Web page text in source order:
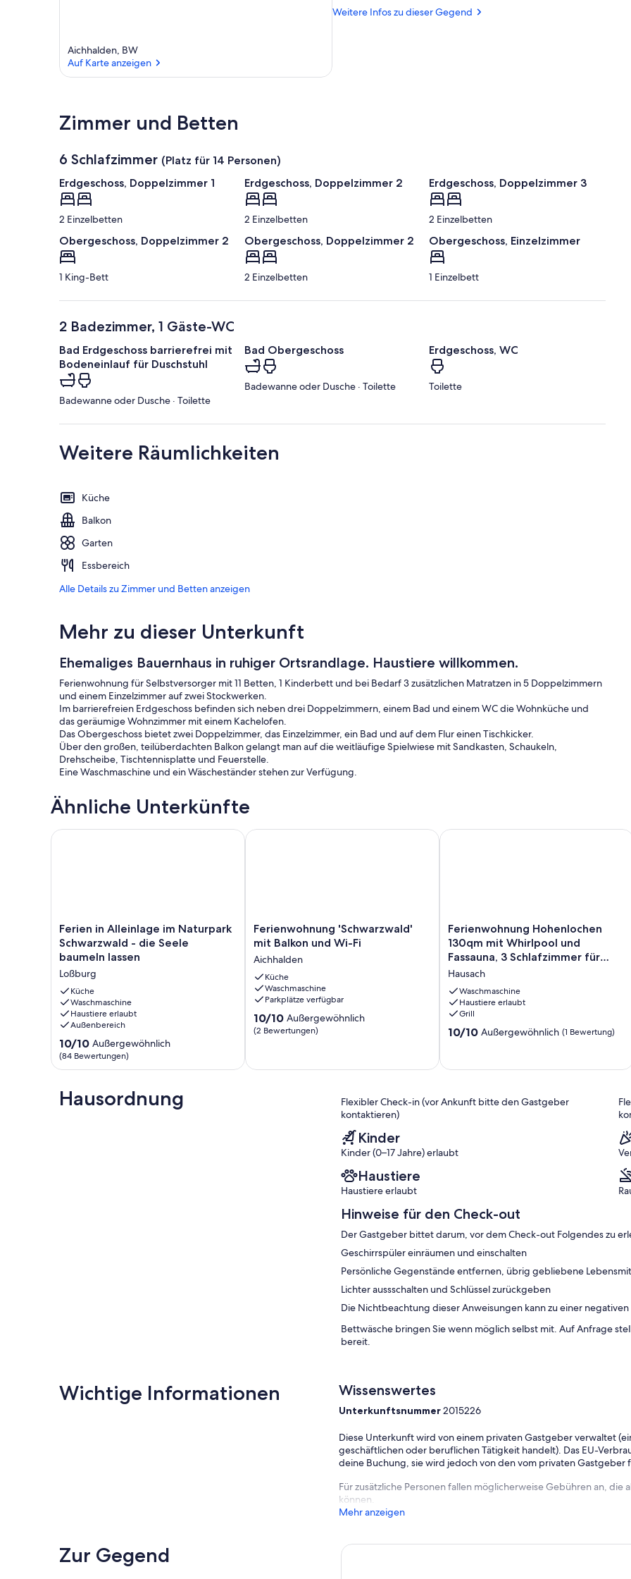
k
e
G
Aichhalden, BW
Auf Karte anzeigen
Schwarzwald
Weitere Infos zu dieser Gegend
Zimmer und Betten
6 Schlafzimmer (Platz für 14 Personen)
Erdgeschoss, Doppelzimmer 1
2 Einzelbetten
Erdgeschoss, Doppelzimmer 2
2 Einzelbetten
Erdgeschoss, Doppelzimmer 3
2 Einzelbetten
Obergeschoss, Doppelzimmer 2
1 King-Bett
Obergeschoss, Doppelzimmer 2
2 Einzelbetten
Obergeschoss, Einzelzimmer
1 Einzelbett
2 Badezimmer, 1 Gäste-WC
Bad Erdgeschoss barrierefrei mit
Bodeneinlauf für Duschstuhl
Badewanne oder Dusche · Toilette
Bad Obergeschoss
Badewanne oder Dusche · Toilette
Erdgeschoss, WC
Toilette
Weitere Räumlichkeiten
Küche
Balkon
Garten
Essbereich
Alle Details zu Zimmer und Betten anzeigen
Mehr zu dieser Unterkunft
Ehemaliges Bauernhaus in ruhiger Ortsrandlage. Haustiere willkommen.
Ferienwohnung für Selbstversorger mit 11 Betten, 1 Kinderbett und bei Bedarf 3 zusätzlichen Matratzen in 5 Doppelzimmern
und einem Einzelzimmer auf zwei Stockwerken.
Im barrierefreien Erdgeschoss befinden sich neben drei Doppelzimmern, einem Bad und einem WC die Wohnküche und
das geräumige Wohnzimmer mit einem Kachelofen.
Das Obergeschoss bietet zwei Doppelzimmer, das Einzelzimmer, ein Bad und auf dem Flur einen Tischkicker.
Über den großen, teilüberdachten Balkon gelangt man auf die weitläufige Spielwiese mit Sandkasten, Schaukeln,
Drehscheibe, Tischtennisplatte und Feuerstelle.
Eine Waschmaschine und ein Wäscheständer stehen zur Verfügung.
Ähnliche Unterkünfte
Ferien
in
Alleinlage
im
Naturpark
Schwarzwald
-
die
Seele
baumeln
lassen
Loßburg
Ferien in Alleinlage im Naturpark
Schwarzwald - die Seele
baumeln lassen
Loßburg
Küche
Waschmaschine
Haustiere erlaubt
Außenbereich
10.0
von
10,
(84
Bewertungen)
10/10 Außergewöhnlich
(84 Bewertungen)
Ferien in Alleinlage im Naturpark Schwarzwald - die Seele baumeln lassen
Ferienwohnung
'Schwarzwald'
Balkon
und
Wi-
Fi
Aichhalden
Ferienwohnung 'Schwarzwald'
mit Balkon und Wi-Fi
Aichhalden
Küche
Waschmaschine
Parkplätze verfügbar
10.0
von
(2
10/10 Außergewöhnlich
(2 Bewertungen)
Ferienwohnung 'Schwarzwald' mit Balkon und Wi-Fi
Ferienwohnung
Hohenlochen
130qm
mit
Whirlpool
und
Fassauna,
3
Schlafzimmer
6
Ferienwohnung Hohenlochen
130qm mit Whirlpool und
Fassauna, 3 Schlafzimmer für
max. 6 Personen
Hausach
Waschmaschine
Haustiere erlaubt
Grill
10.0
Außergewöhnlich,
10/10 Außergewöhnlich (1 Bewertung)
Ferienwohnung Hohenlochen
Hausordnung
Flexibler Check-in (vor Ankunft bitte den Gastgeber
kontaktieren)
Kinder
Kinder (0–17 Jahre) erlaubt
Haustiere
Haustiere erlaubt
Hinweise für den Check-out
Der Gastgeber bittet darum, vor dem Check-out Folgendes zu
Geschirrspüler einräumen und einschalten
Persönliche Gegenstände entfernen, übrig gebliebene
Lichter aussschalten und Schlüssel zurückgeben
Die Nichtbeachtung dieser Anweisungen kann zu einer
Bettwäsche bringen Sie wenn möglich selbst mit. Auf Anfrage
bereit.
Wichtige Informationen Wissenswertes
Unterkunftsnummer2015226
Diese Unterkunft wird von einem privaten Gastgeber verwaltet
geschäftlichen oder beruflichen Tätigkeit handelt). Das EU-
deine Buchung, sie wird jedoch von den vom privaten
Für zusätzliche Personen fallen möglicherweise Gebühren an,
können.
Mehr anzeigen
Zur Gegend